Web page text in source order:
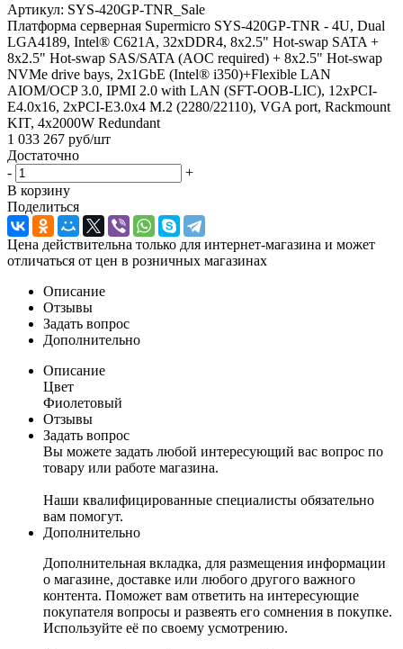
Артикул: SYS-420GP-TNR_Sale
Платформа серверная Supermicro SYS-420GP-TNR - 4U, Dual
LGA4189, Intel® C621A, 32xDDR4, 8x2.5" Hot-swap SATA +
8x2.5" Hot-swap SAS/SATA (AOC required) + 8x2.5" Hot-swap
NVMe drive bays, 2x1GbE (Intel® i350)+Flexible LAN
AIOM/OCP 3.0, IPMI 2.0 with LAN (SFT-OOB-LIC), 12xPCI-
E4.0x16, 2xPCI-E3.0x4 M.2 (2280/22110), VGA port, Rackmount
KIT, 4x2000W Redundant
1 033 267 руб/шт
Достаточно
-
+
В корзину
Поделиться
Цена действительна только для интернет-магазина и может
отличаться от цен в розничных магазинах
Описание
Отзывы
Задать вопрос
Дополнительно
Описание
Цвет
Фиолетовый
Отзывы
Задать вопрос
Вы можете задать любой интересующий вас вопрос по
товару или работе магазина.
Наши квалифицированные специалисты обязательно
вам помогут.
Дополнительно
Дополнительная вкладка, для размещения информации
о магазине, доставке или любого другого важного
контента. Поможет вам ответить на интересующие
покупателя вопросы и развеять его сомнения в покупке.
Используйте её по своему усмотрению.